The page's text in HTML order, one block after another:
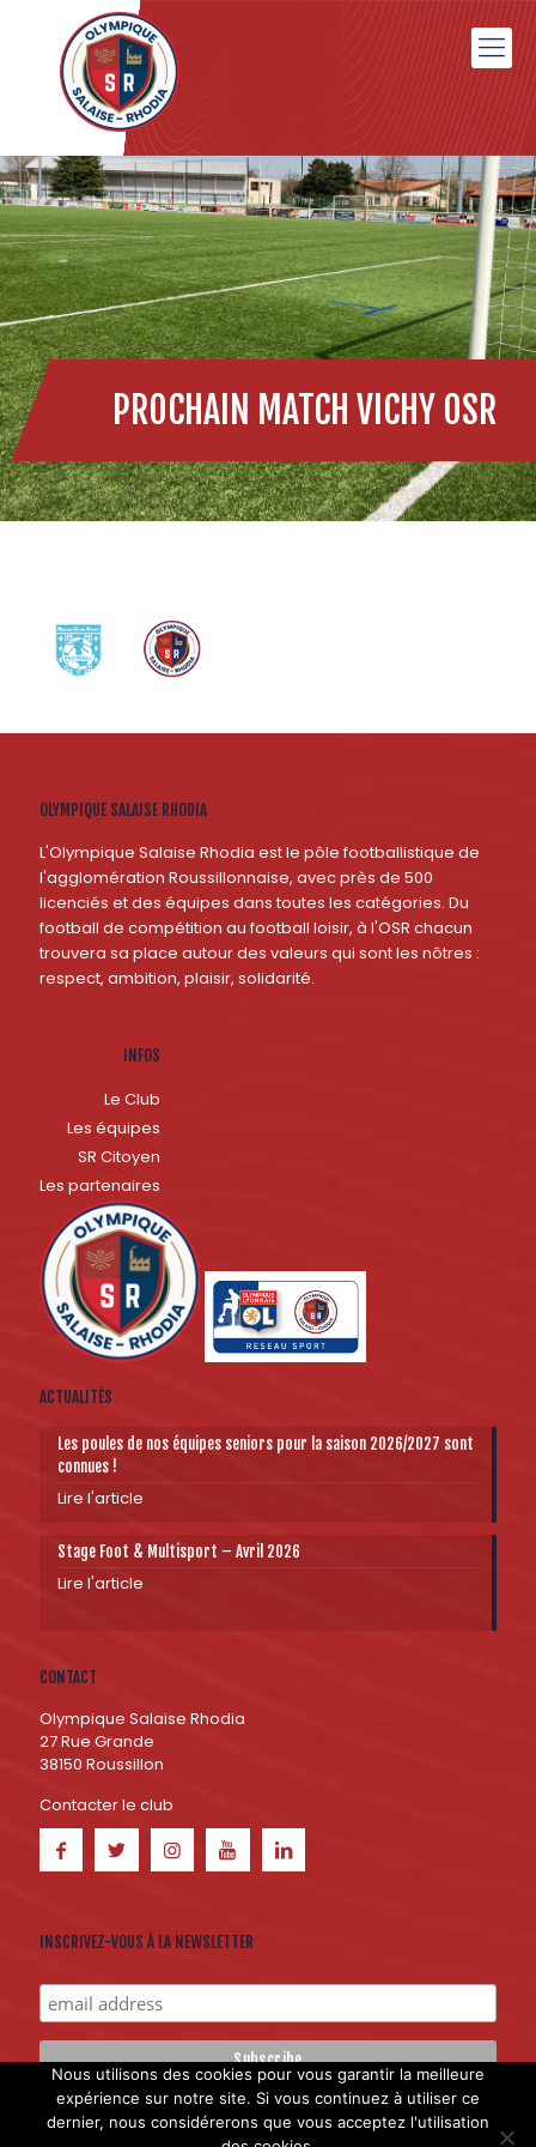
PROCHAIN MATCH VICHY OSR
OLYMPIQUE SALAISE RHODIA
L'Olympique Salaise Rhodia est le pôle footballistique de
l'agglomération Roussillonnaise, avec près de 500
licenciés et des équipes dans toutes les catégories. Du
football de compétition au football loisir, à l'OSR chacun
trouvera sa place autour des valeurs qui sont les nôtres :
respect, ambition, plaisir, solidarité.
INFOS
Le Club
Les équipes
SR Citoyen
Les partenaires
ACTUALITÉS
Les poules de nos équipes seniors pour la saison 2026/2027 sont
connues !
Lire l'article
Stage Foot & Multisport – Avril 2026
Lire l'article
CONTACT
Olympique Salaise Rhodia
27 Rue Grande
38150 Roussillon
Contacter le club
INSCRIVEZ-VOUS À LA NEWSLETTER
Nous utilisons des cookies pour vous garantir la meilleure
expérience sur notre site. Si vous continuez à utiliser ce
dernier, nous considérerons que vous acceptez l'utilisation